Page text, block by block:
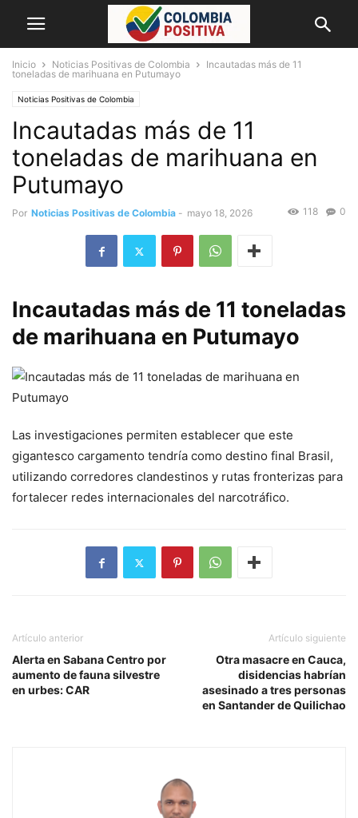
Inicio Noticias Positivas de Colombia
Incautadas más de 11
toneladas de marihuana en Putumayo
Noticias Positivas de Colombia
Incautadas más de 11
toneladas de marihuana en
Putumayo
Por Noticias Positivas de Colombia - mayo 18, 2026 0
118
Incautadas más de 11 toneladas
de marihuana en Putumayo
Las investigaciones permiten establecer que este
gigantesco cargamento tendría como destino final Brasil,
utilizando corredores clandestinos y rutas fronterizas para
fortalecer redes internacionales del narcotráfico.
Artículo anterior
Alerta en Sabana Centro por
aumento de fauna silvestre
en urbes: CAR
Artículo siguiente
Otra masacre en Cauca,
disidencias habrían
asesinado a tres personas
en Santander de Quilichao